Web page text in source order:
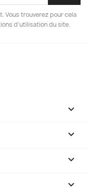
Vous trouverez pour cela
d'utilisation du site.



keyboard_arrow_down